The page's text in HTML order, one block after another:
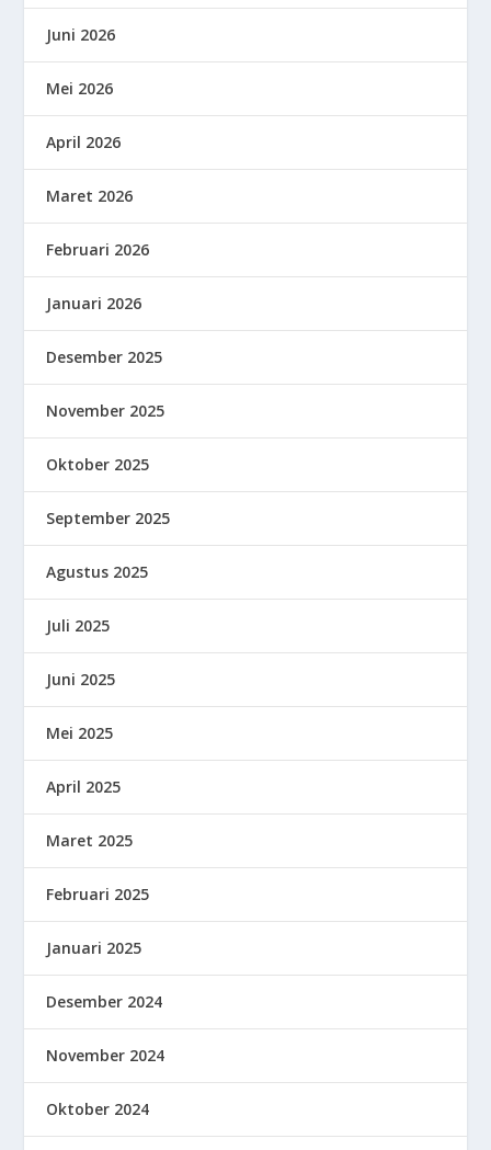
Juni 2026
Mei 2026
April 2026
Maret 2026
Februari 2026
Januari 2026
Desember 2025
November 2025
Oktober 2025
September 2025
Agustus 2025
Juli 2025
Juni 2025
Mei 2025
April 2025
Maret 2025
Februari 2025
Januari 2025
Desember 2024
November 2024
Oktober 2024